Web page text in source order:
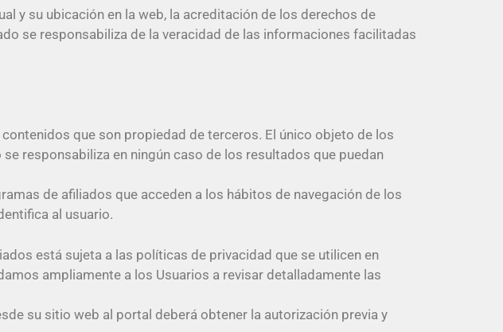
y su ubicación en la web, la acreditación de los derechos de
se responsabiliza de la veracidad de las informaciones facilitadas
que son propiedad de terceros. El único objeto de los
responsabiliza en ningún caso de los resultados que puedan
de afiliados que acceden a los hábitos de navegación de los
al usuario.
está sujeta a las políticas de privacidad que se utilicen en
ampliamente a los Usuarios a revisar detalladamente las
su sitio web al portal deberá obtener la autorización previa y